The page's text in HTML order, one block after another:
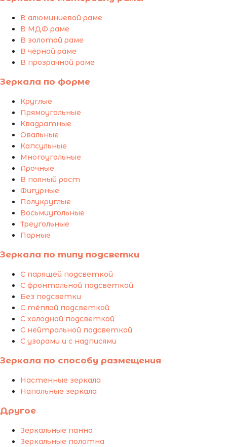
В алюминиевой раме
В МДФ раме
В золотой раме
В чёрной раме
В прозрачной раме
Зеркала по форме
Круглые
Прямоугольные
Квадратные
Овальные
Капсульные
Многоугольные
Арочные
В полный рост
Фигурные
Полукруглые
Восьмиугольные
Треугольные
Парные
Зеркала по типу подсветки
С парящей подсветкой
С фронтальной подсветкой
Без подсветки
С тёплой подсветкой
С холодной подсветкой
С нейтральной подсветкой
С узорами и с надписями
Зеркала по способу размещения
Настенные зеркала
Напольные зеркала
Другое
Зеркальные панно
Зеркальные полотна